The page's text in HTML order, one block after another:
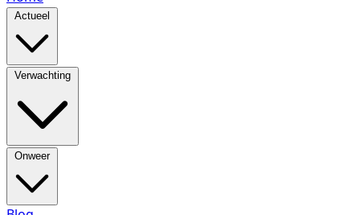
Actueel
Verwachting
Onweer